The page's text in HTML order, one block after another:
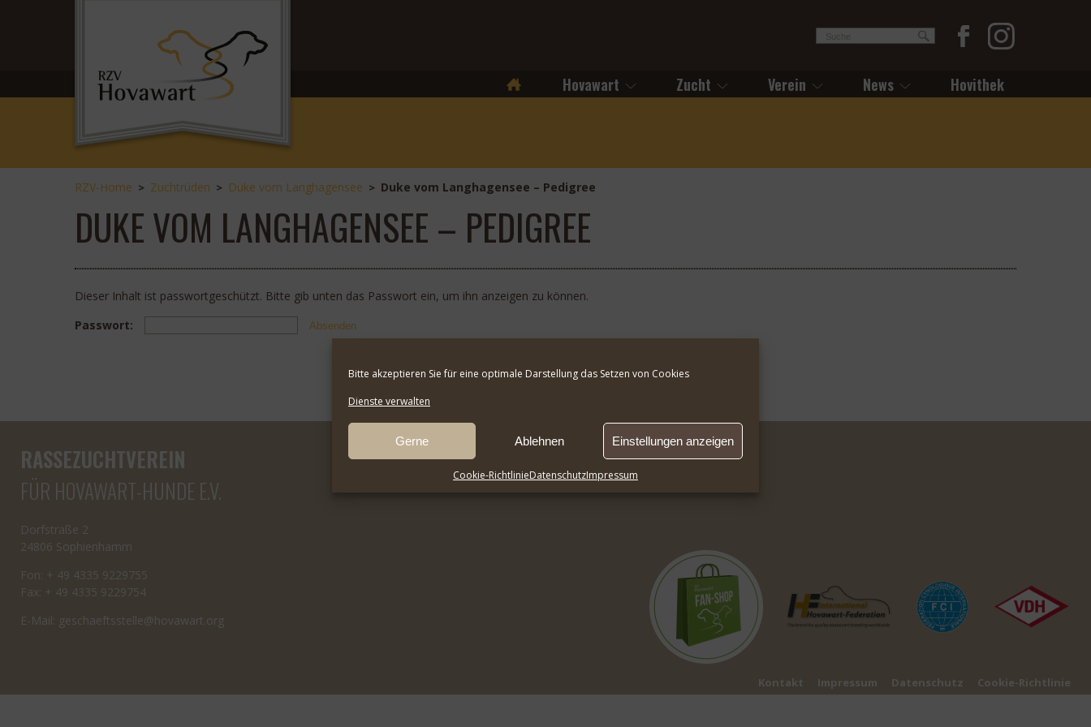
Bitte akzeptieren Sie für eine optimale Darstellung das Setzen von Cookies
Dienste verwalten
Gerne Ablehnen Einstellungen anzeigen
Cookie-RichtlinieDatenschutzImpressum
StartseiteHovawart Zucht Verein News Hovithek
RZV-Home > Zuchtrüden > Duke vom Langhagensee > Duke vom Langhagensee – Pedigree
DUKE VOM LANGHAGENSEE – PEDIGREE
Dieser Inhalt ist passwortgeschützt. Bitte gib unten das Passwort ein, um ihn anzeigen zu können.
Passwort:
RASSEZUCHTVEREIN
FÜR HOVAWART-HUNDE E.V.
Dorfstraße 2
24806 Sophienhamm
Fon: + 49 4335 9229755
Fax: + 49 4335 9229754
E-Mail:
gro.t
rawav
oh@el
letss
tfeah
cseg
Kontakt Impressum Datenschutz Cookie-Richtlinie